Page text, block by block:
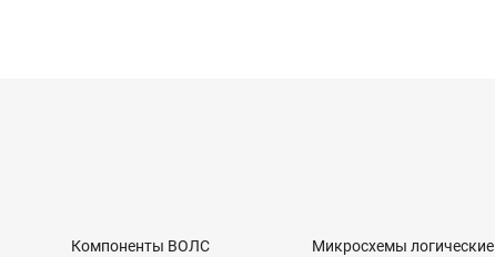
Компоненты ВОЛС
Микросхемы логические